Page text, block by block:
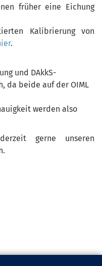
früher eine Eichung
Kalibrierung von
.
und DAkkS-
da beide auf der OIML
werden also
gerne unseren